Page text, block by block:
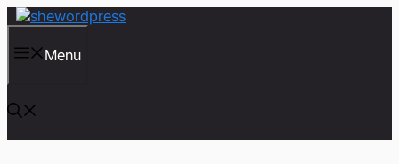
컨
츠
건
너
뛰
기
Menu